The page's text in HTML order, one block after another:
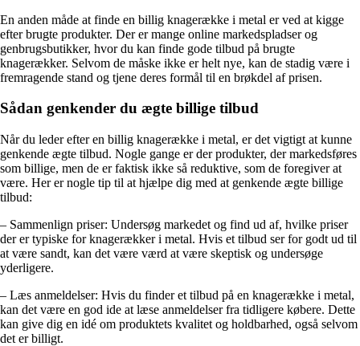
En anden måde at finde en billig knagerække i metal er ved at kigge
efter brugte produkter. Der er mange online markedspladser og
genbrugsbutikker, hvor du kan finde gode tilbud på brugte
knagerækker. Selvom de måske ikke er helt nye, kan de stadig være i
fremragende stand og tjene deres formål til en brøkdel af prisen.
Sådan genkender du ægte billige tilbud
Når du leder efter en billig knagerække i metal, er det vigtigt at kunne
genkende ægte tilbud. Nogle gange er der produkter, der markedsføres
som billige, men de er faktisk ikke så reduktive, som de foregiver at
være. Her er nogle tip til at hjælpe dig med at genkende ægte billige
tilbud:
– Sammenlign priser: Undersøg markedet og find ud af, hvilke priser
der er typiske for knagerækker i metal. Hvis et tilbud ser for godt ud til
at være sandt, kan det være værd at være skeptisk og undersøge
yderligere.
– Læs anmeldelser: Hvis du finder et tilbud på en knagerække i metal,
kan det være en god ide at læse anmeldelser fra tidligere købere. Dette
kan give dig en idé om produktets kvalitet og holdbarhed, også selvom
det er billigt.